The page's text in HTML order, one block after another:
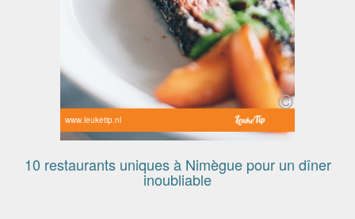
www.leuketip.nl
10 restaurants uniques à Nimègue pour un dîner
inoubliable